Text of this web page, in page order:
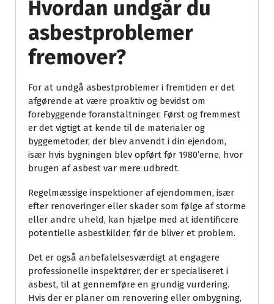
Hvordan undgår du
asbestproblemer
fremover?
For at undgå asbestproblemer i fremtiden er det
afgørende at være proaktiv og bevidst om
forebyggende foranstaltninger. Først og fremmest
er det vigtigt at kende til de materialer og
byggemetoder, der blev anvendt i din ejendom,
især hvis bygningen blev opført før 1980’erne, hvor
brugen af asbest var mere udbredt.
Regelmæssige inspektioner af ejendommen, især
efter renoveringer eller skader som følge af storme
eller andre uheld, kan hjælpe med at identificere
potentielle asbestkilder, før de bliver et problem.
Det er også anbefalelsesværdigt at engagere
professionelle inspektører, der er specialiseret i
asbest, til at gennemføre en grundig vurdering.
Hvis der er planer om renovering eller ombygning,